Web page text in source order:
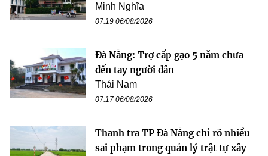
Minh Nghĩa
07:19 06/08/2026
Đà Nẵng: Trợ cấp gạo 5 năm chưa
đến tay người dân
Thái Nam
07:17 06/08/2026
Thanh tra TP Đà Nẵng chỉ rõ nhiều
sai phạm trong quản lý trật tự xây